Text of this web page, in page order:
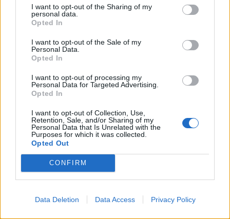
I want to opt-out of the Sharing of my
personal data.
Opted In
I want to opt-out of the Sale of my
Personal Data.
Opted In
I want to opt-out of processing my
Personal Data for Targeted Advertising.
Opted In
I want to opt-out of Collection, Use,
Retention, Sale, and/or Sharing of my
Personal Data that Is Unrelated with the
Purposes for which it was collected.
Opted Out
CONFIRM
Data Deletion Data Access Privacy Policy
der er astrofysiker og en af initiativtagerne til
Herunder får man et overblik over, hvornår
Nordjylland.
Følg os på Discover
VESTER THORUP: Thorup-Klim Boldklub ramte
målet rent, da de for to år siden fandt på at lave
et truckershow i forbindelse med
Sensommerdage, som den lokale sommerfest
- Det er bare vokset og vokset. I år er der tilmeldt
hele 108 af landets allerflotteste lastbiler – og det
er virkelig blevet en succes, som vi slet ikke havde
forudset, siger Brian Kirk, der er formand for